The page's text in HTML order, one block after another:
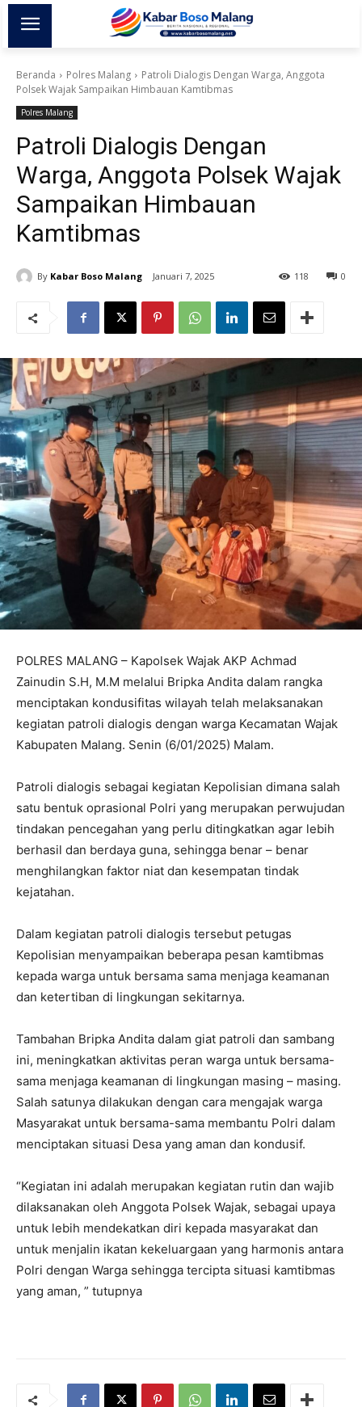
Beranda Polres Malang
Patroli Dialogis Dengan Warga, Anggota
Polsek Wajak Sampaikan Himbauan Kamtibmas
Polres Malang
Patroli Dialogis Dengan
Warga, Anggota Polsek Wajak
Sampaikan Himbauan
Kamtibmas
By Kabar Boso Malang Januari 7, 2025 0
118
POLRES MALANG – Kapolsek Wajak AKP Achmad
Zainudin S.H, M.M melalui Bripka Andita dalam rangka
menciptakan kondusifitas wilayah telah melaksanakan
kegiatan patroli dialogis dengan warga Kecamatan Wajak
Kabupaten Malang. Senin (6/01/2025) Malam.
Patroli dialogis sebagai kegiatan Kepolisian dimana salah
satu bentuk oprasional Polri yang merupakan perwujudan
tindakan pencegahan yang perlu ditingkatkan agar lebih
berhasil dan berdaya guna, sehingga benar – benar
menghilangkan faktor niat dan kesempatan tindak
kejatahan.
Dalam kegiatan patroli dialogis tersebut petugas
Kepolisian menyampaikan beberapa pesan kamtibmas
kepada warga untuk bersama sama menjaga keamanan
dan ketertiban di lingkungan sekitarnya.
Tambahan Bripka Andita dalam giat patroli dan sambang
ini, meningkatkan aktivitas peran warga untuk bersama-
sama menjaga keamanan di lingkungan masing – masing.
Salah satunya dilakukan dengan cara mengajak warga
Masyarakat untuk bersama-sama membantu Polri dalam
menciptakan situasi Desa yang aman dan kondusif.
“Kegiatan ini adalah merupakan kegiatan rutin dan wajib
dilaksanakan oleh Anggota Polsek Wajak, sebagai upaya
untuk lebih mendekatkan diri kepada masyarakat dan
untuk menjalin ikatan kekeluargaan yang harmonis antara
Polri dengan Warga sehingga tercipta situasi kamtibmas
yang aman, ” tutupnya